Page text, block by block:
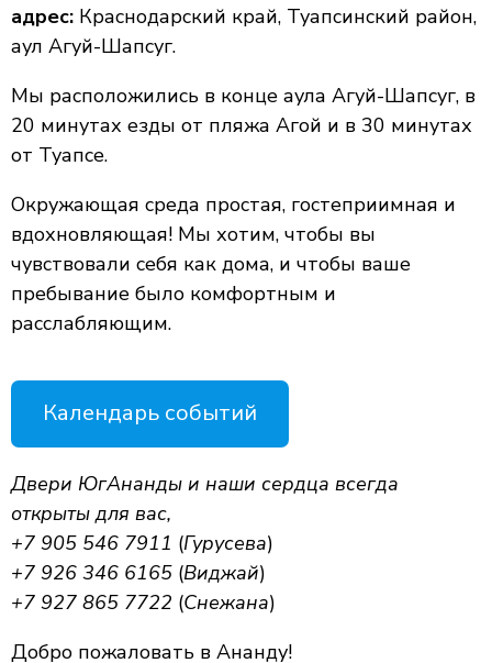
адрес: Краснодарский край, Туапсинский район,
аул Агуй-Шапсуг.
Мы расположились в конце аула Агуй-Шапсуг, в
20 минутах езды от пляжа Агой и в 30 минутах
от Туапсе.
Окружающая среда простая, гостеприимная и
вдохновляющая! Мы хотим, чтобы вы
чувствовали себя как дома, и чтобы ваше
пребывание было комфортным и
расслабляющим.
Календарь событий
Двери ЮгАнанды и наши сердца всегда
открыты для вас,
+7 905 546 7911 (Гурусева)
+7 926 346 6165 (Виджай)
+7 927 865 7722 (Снежана)
Добро пожаловать в Ананду!